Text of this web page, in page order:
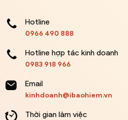
Hotline
0966 490 888
Hotline hợp tác kinh doanh
0983 918 966
Email
kinhdoanh@ibaohiem.vn
Thời gian làm việc